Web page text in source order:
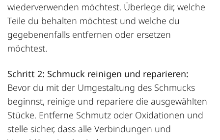
wiederverwenden möchtest. Überlege dir, welche
Teile du behalten möchtest und welche du
gegebenenfalls entfernen oder ersetzen
möchtest.
Schritt 2: Schmuck reinigen und reparieren:
Bevor du mit der Umgestaltung des Schmucks
beginnst, reinige und repariere die ausgewählten
Stücke. Entferne Schmutz oder Oxidationen und
stelle sicher, dass alle Verbindungen und